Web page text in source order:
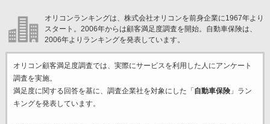
オリコンランキングは、株式会社オリコンを前身企業に1967年より
スタート。2006年からは顧客満足度調査を開始。自動車保険は、
2006年よりランキングを発表しています。
オリコン顧客満足度調査では、実際にサービスを利用した 人にアンケート
調査を実施。
満足度に関する回答を基に、調査企業社を対象にした「 自動車保険」ラン
キングを発表しています。